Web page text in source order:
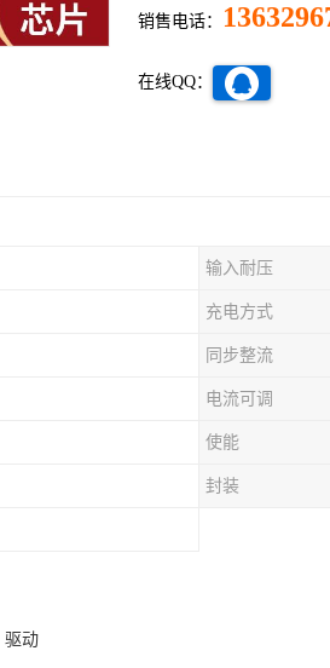
销售电话：
在线QQ：
输入耐压
充电方式
同步整流
电流可调
使能
封装
驱动